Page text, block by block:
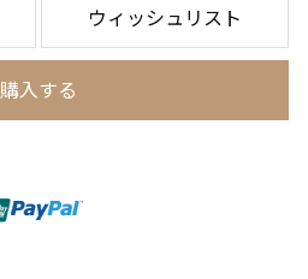
ウィッシュリスト
購入する